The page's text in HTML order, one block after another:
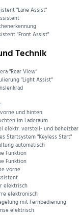
"Lane Assist"
"Front Assist"
Technik
"Rear View"
"Light Assist"
und hinten
im Laderaum
elektr. verstell- und beheizbar
Startsystem "Keyless Start"
automatisch
Funktion
Funktion
vorne
elektrisch
elektronisch
mit Fernbedienung
elektrisch